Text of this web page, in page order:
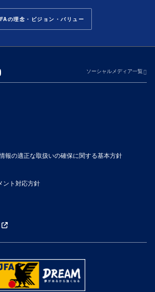
の理念・ビジョン・バリュー
ソーシャルメディア一覧
報の適正な取扱いの確保に関する基本方針
ント対応方針